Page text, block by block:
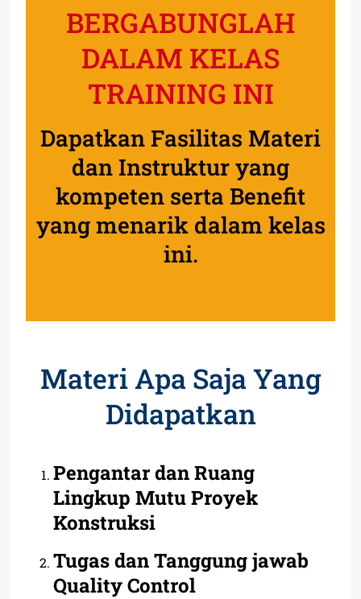
BERGABUNGLAH
DALAM KELAS
TRAINING INI
Dapatkan Fasilitas Materi
dan Instruktur yang
kompeten serta Benefit
yang menarik dalam kelas
ini.
Materi Apa Saja Yang
Didapatkan
Pengantar dan Ruang
Lingkup Mutu Proyek
Konstruksi
Tugas dan Tanggung jawab
Quality Control